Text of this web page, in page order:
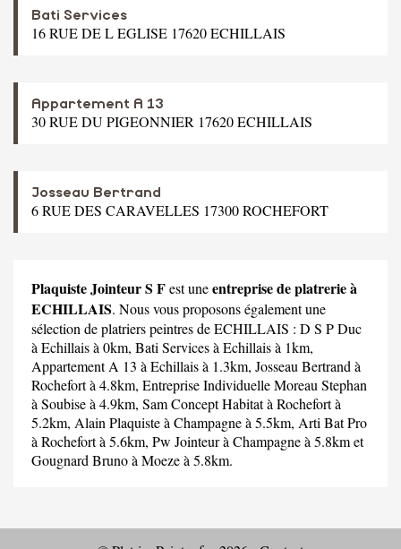
Bati Services
16 RUE DE L EGLISE 17620 ECHILLAIS
Appartement A 13
30 RUE DU PIGEONNIER 17620 ECHILLAIS
Josseau Bertrand
6 RUE DES CARAVELLES 17300 ROCHEFORT
Plaquiste Jointeur S Fest uneentreprise de platrerie à
ECHILLAIS. Nous vous proposons également une
sélection de platriers peintres de ECHILLAIS : D S P Duc
à Echillais à 0km, Bati Servicesà Echillais à 1km,
Appartement A 13 à Echillais à 1.3km, Josseau Bertrand à
Rochefort à 4.8km, Entreprise Individuelle Moreau Stephan
à Soubise à 4.9km, Sam Concept Habitatà Rochefort à
5.2km, Alain Plaquisteà Champagne à 5.5km, Arti Bat Pro
à Rochefort à 5.6km, Pw Jointeurà Champagne à 5.8km et
Gougnard Brunoà Moeze à 5.8km.